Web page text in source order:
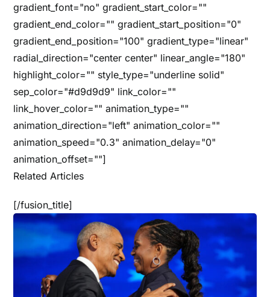
gradient_font="no" gradient_start_color=""
gradient_end_color="" gradient_start_position="0"
gradient_end_position="100" gradient_type="linear"
radial_direction="center center" linear_angle="180"
highlight_color="" style_type="underline solid"
sep_color="#d9d9d9" link_color=""
link_hover_color="" animation_type=""
animation_direction="left" animation_color=""
animation_speed="0.3" animation_delay="0"
animation_offset=""]
Related Articles
[/fusion_title]